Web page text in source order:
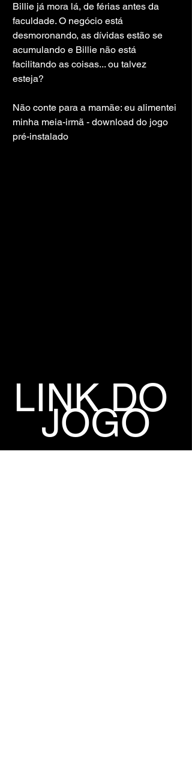
Billie já mora lá, de férias antes da
faculdade. O negócio está
desmoronando, as dívidas estão se
acumulando e Billie não está
facilitando as coisas... ou talvez
esteja?
Não conte para a mamãe: eu alimentei
minha meia-irmã - download do jogo
pré-instalado
LINK DO
JOGO